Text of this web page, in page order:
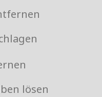
lösen